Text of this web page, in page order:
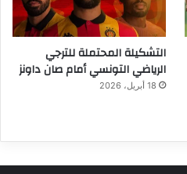
التشكيلة المحتملة للترجي
الرياضي التونسي أمام صان داونز
18 أبريل، 2026